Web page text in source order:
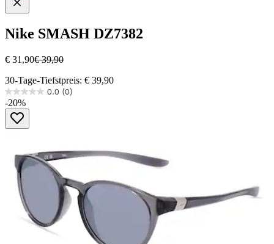
Nike SMASH DZ7382
€ 31,90€ 39,90
30-Tage-Tiefstpreis: € 39,90
0.0 (0)
0.0
von
Sternen.
-20%